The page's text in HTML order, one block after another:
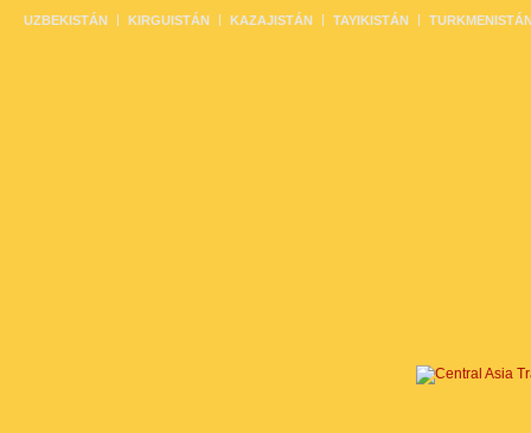
UZBEKISTÁN KIRGUISTÁN KAZAJISTÁN TAYIKISTÁN